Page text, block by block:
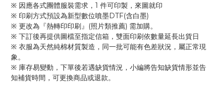
※ 因應各式團體服裝需求，1 件可印製，來圖就印
※ 印刷方式預設為新型數位噴墨DTF(含白墨)
※ 更改為『熱轉印印刷』(照片類推薦) 需加購。
※ 下訂後再提供圖檔至指定信箱，雙面印刷依數量延長出貨日
※ 衣服為天然純棉材質製造，同一批可能有色差狀況，屬正常現
象。
※ 庫存易變動，下單後若遇缺貨情況，小編將告知缺貨情形並告
知補貨時間，可更換商品或退款。